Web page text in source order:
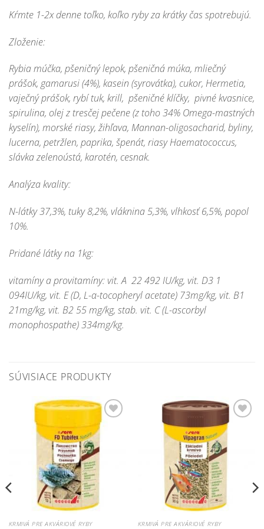
Kŕmte 1-2x denne toľko, koľko ryby za krátky čas spotrebujú.
Zloženie:
Rybia múčka, pšeničný lepok, pšeničná múka, mliečný
prášok, gamarusi (4%), kasein (syrovátka), cukor, Hermetia,
vaječný prášok, rybí tuk, krill, pšeničné klíčky, pivné kvasnice,
spirulina, olej z tresčej pečene (z toho 34% Omega-mastných
kyselín), morské riasy, žihľava, Mannan-oligosacharid, byliny,
lucerna, petržlen, paprika, špenát, riasy Haematococcus,
slávka zelenoústá, karotén, cesnak.
Analýza kvality:
N-látky 37,3%, tuky 8,2%, vláknina 5,3%, vlhkosť 6,5%, popol
10%.
Pridané látky na 1kg:
vitamíny a provitamíny: vit. A 22 492 IU/kg, vit. D3 1
094IU/kg, vit. E (D, L-α-tocopheryl acetate) 73mg/kg, vit. B1
21mg/kg, vit. B2 55 mg/kg, stab. vit. C (L-ascorbyl
monophospathe) 334mg/kg.
SÚVISIACE PRODUKTY
Pridať do
zoznamu
obľúbených!
KRMIVÁ PRE AKVÁRIOVÉ RYBY
Pridať do
zoznamu
obľúbených!
KRMIVÁ PRE AKVÁRIOVÉ RYBY